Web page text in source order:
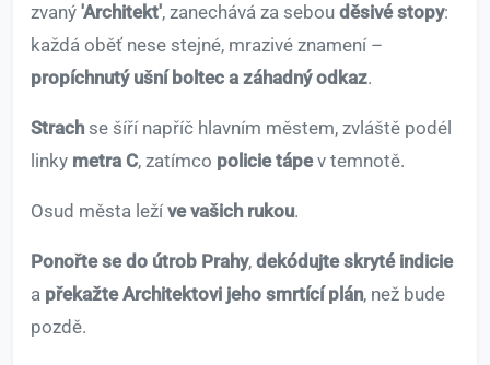
zvaný 'Architekt', zanechává za sebou děsivé stopy:
každá oběť nese stejné, mrazivé znamení –
propíchnutý ušní boltec a záhadný odkaz.
Strach se šíří napříč hlavním městem, zvláště podél
linky metra C, zatímco policie tápev temnotě.
Osud města leží ve vašich rukou.
Ponořte se do útrob Prahy, dekódujte skryté indicie
a překažte Architektovi jeho smrtící plán, než bude
pozdě.